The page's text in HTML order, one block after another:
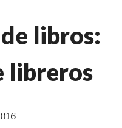
libros:
libreros